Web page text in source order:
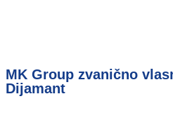
MK Group zvanično
Dijamant